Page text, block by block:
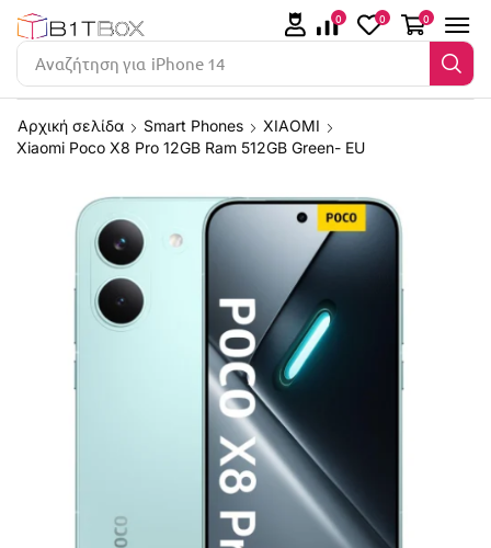
Αναζήτηση για iPhone 14
0 0 0
Αρχική σελίδα Smart Phones
XIAOMI
Xiaomi Poco X8 Pro 12GB Ram 512GB Green- EU